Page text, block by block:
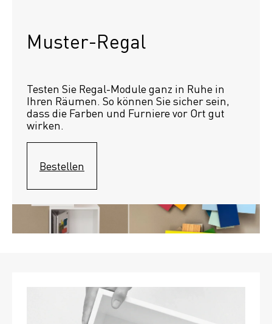
Muster-Regal
Testen Sie Regal-Module ganz in Ruhe in
Ihren Räumen. So können Sie sicher sein,
dass die Farben und Furniere vor Ort gut
wirken.
Bestellen